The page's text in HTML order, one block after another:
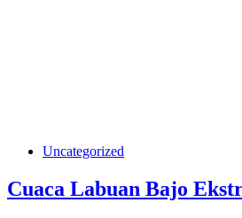
Uncategorized
Cuaca Labuan Bajo